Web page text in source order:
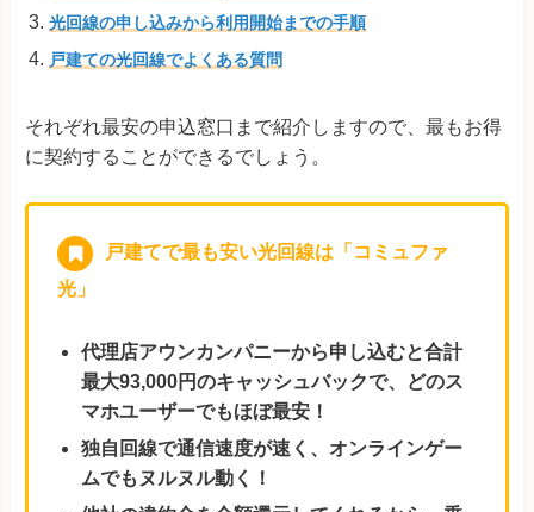
光回線の申し込みから利用開始までの手順
戸建ての光回線でよくある質問
それぞれ最安の申込窓口まで紹介しますので、最もお得
に契約することができるでしょう。
戸建てで最も安い光回線は「コミュファ
光」
代理店アウンカンパニーから申し込むと合計
最大93,000円のキャッシュバックで、どのス
マホユーザーでもほぼ最安！
独自回線で通信速度が速く、オンラインゲー
ムでもヌルヌル動く！